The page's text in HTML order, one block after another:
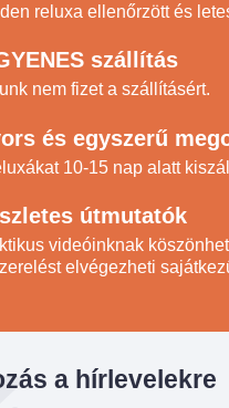
reluxa ellenőrzött és
szállítás
nem fizet a szállításért.
és egyszerű
10-15 nap alatt
útmutatók
videóinknak
elvégezheti
a hírlevelekre